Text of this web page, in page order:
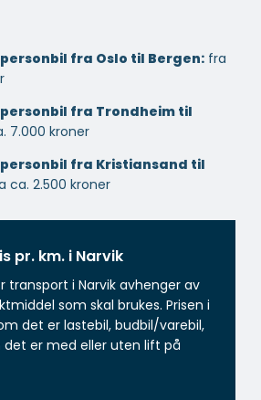
fra Oslo til Bergen: fra
fra Trondheim til
7.000 kroner
fra Kristiansand til
ca. 2.500 kroner
pr. km. i Narvik
transport i Narvik avhenger av
som skal brukes. Prisen i
det er lastebil, budbil/varebil,
det er med eller uten lift på